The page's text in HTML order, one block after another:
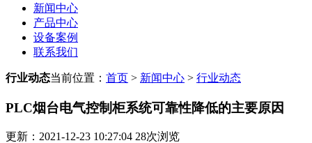
新闻中心
产品中心
设备案例
联系我们
行业动态当前位置： 首页 > 新闻中心 > 行业动态
PLC烟台电气控制柜系统可靠性降低的主要原因
更新：2021-12-23 10:27:04 28次浏览